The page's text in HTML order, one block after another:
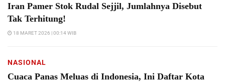
Iran Pamer Stok Rudal Sejjil, Jumlahnya Disebut
Tak Terhitung!
18 MARET 2026 | 00:14 WIB
NASIONAL
Cuaca Panas Meluas di Indonesia, Ini Daftar Kota